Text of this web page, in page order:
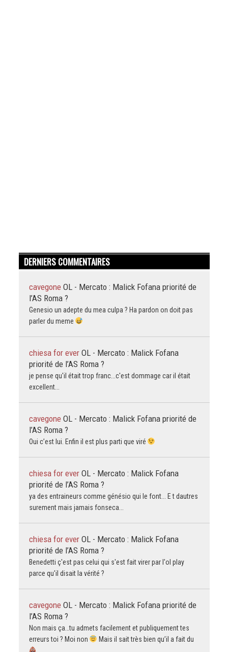
DERNIERS COMMENTAIRES
cavegone OL - Mercato : Malick Fofana priorité de
l’AS Roma ?
Genesio un adepte du mea culpa ? Ha pardon on doit pas
parler du meme
chiesa for ever OL - Mercato : Malick Fofana
priorité de l’AS Roma ?
je pense qu'il était trop franc...c'est dommage car il était
excellent...
cavegone OL - Mercato : Malick Fofana priorité de
l’AS Roma ?
Oui c’est lui. Enfin il est plus parti que viré
chiesa for ever OL - Mercato : Malick Fofana
priorité de l’AS Roma ?
ya des entraineurs comme génésio qui le font... E t dautres
surement mais jamais fonseca...
chiesa for ever OL - Mercato : Malick Fofana
priorité de l’AS Roma ?
Benedetti ç'est pas celui qui s'est fait virer par l'ol play
parce qu'il disait la vérité ?
cavegone OL - Mercato : Malick Fofana priorité de
l’AS Roma ?
Non mais ça…tu admets facilement et publiquement tes
erreurs toi ? Moi non
Mais il sait très bien qu’il a fait du